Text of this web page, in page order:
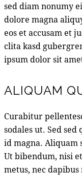
sed diam nonumy
dolore magna
eos et accusam et
clita kasd
ipsum dolor sit
ALIQUAM
Curabitur
sodales ut. Sed
id magna. Aliquam
Ut bibendum, nisi
metus, nec